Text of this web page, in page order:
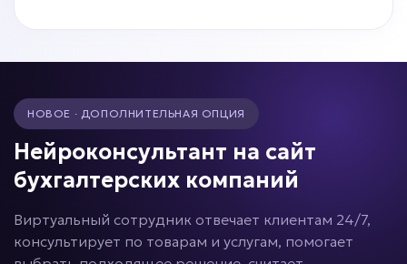
НОВОЕ · ДОПОЛНИТЕЛЬНАЯ ОПЦИЯ
Нейроконсультант на сайт
бухгалтерских компаний
Виртуальный сотрудник отвечает клиентам 24/7,
консультирует по товарам и услугам, помогает